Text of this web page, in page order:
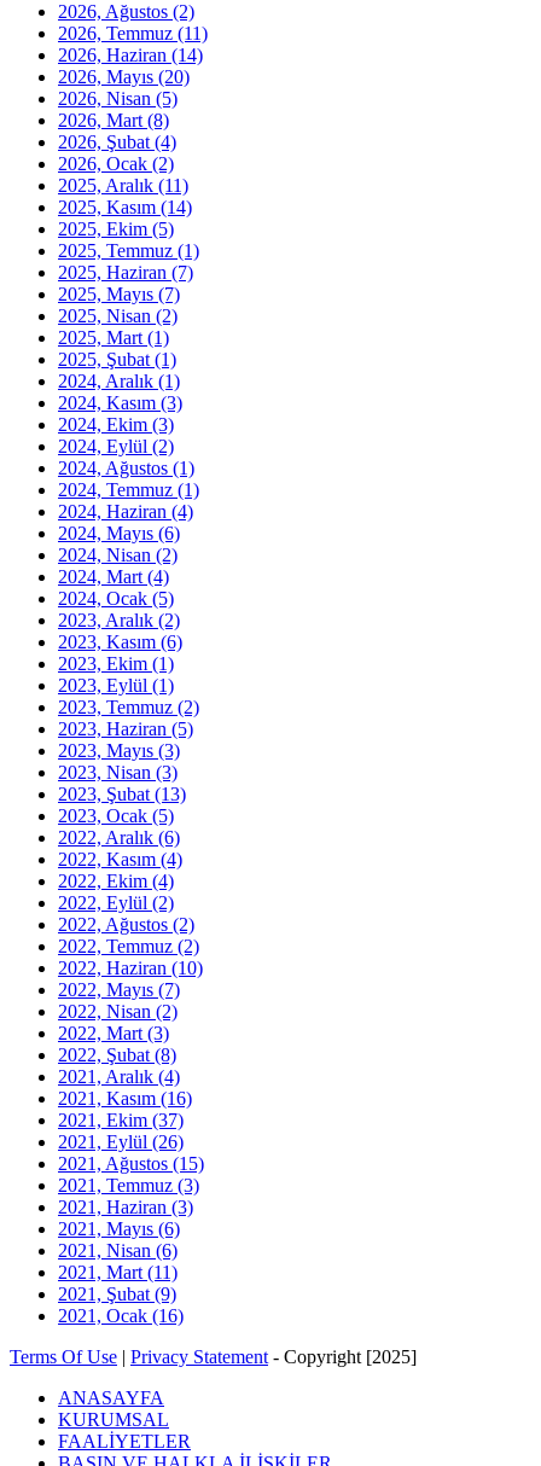
2026, Ağustos (2)
2026, Temmuz (11)
2026, Haziran (14)
2026, Mayıs (20)
2026, Nisan (5)
2026, Mart (8)
2026, Şubat (4)
2026, Ocak (2)
2025, Aralık (11)
2025, Kasım (14)
2025, Ekim (5)
2025, Temmuz (1)
2025, Haziran (7)
2025, Mayıs (7)
2025, Nisan (2)
2025, Mart (1)
2025, Şubat (1)
2024, Aralık (1)
2024, Kasım (3)
2024, Ekim (3)
2024, Eylül (2)
2024, Ağustos (1)
2024, Temmuz (1)
2024, Haziran (4)
2024, Mayıs (6)
2024, Nisan (2)
2024, Mart (4)
2024, Ocak (5)
2023, Aralık (2)
2023, Kasım (6)
2023, Ekim (1)
2023, Eylül (1)
2023, Temmuz (2)
2023, Haziran (5)
2023, Mayıs (3)
2023, Nisan (3)
2023, Şubat (13)
2023, Ocak (5)
2022, Aralık (6)
2022, Kasım (4)
2022, Ekim (4)
2022, Eylül (2)
2022, Ağustos (2)
2022, Temmuz (2)
2022, Haziran (10)
2022, Mayıs (7)
2022, Nisan (2)
2022, Mart (3)
2022, Şubat (8)
2021, Aralık (4)
2021, Kasım (16)
2021, Ekim (37)
2021, Eylül (26)
2021, Ağustos (15)
2021, Temmuz (3)
2021, Haziran (3)
2021, Mayıs (6)
2021, Nisan (6)
2021, Mart (11)
2021, Şubat (9)
2021, Ocak (16)
Terms Of Use | Privacy Statement - Copyright [2025]
ANASAYFA
KURUMSAL
FAALİYETLER